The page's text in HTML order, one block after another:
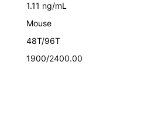
1.11 ng/mL
Mouse
48T/96T
1900/2400.00